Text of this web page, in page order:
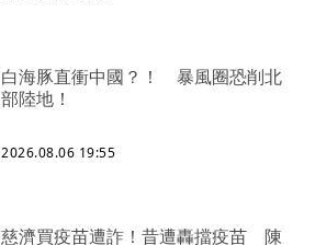
白海豚直衝中國？！ 暴風圈恐削北
部陸地！
2026.08.06 19:55
慈濟買疫苗遭詐！昔遭轟擋疫苗 陳